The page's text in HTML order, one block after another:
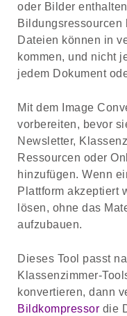
oder Bilder
Bildungsressourcen
Dateien können in
kommen, und nicht
jedem Dokument
Mit dem Image
vorbereiten, bevor
Newsletter,
Ressourcen oder
hinzufügen. Wenn
Plattform akzeptiert
lösen, ohne das
aufzubauen.
Dieses Tool passt
Klassenzimmer-
konvertieren, dann
Bildkompressor die